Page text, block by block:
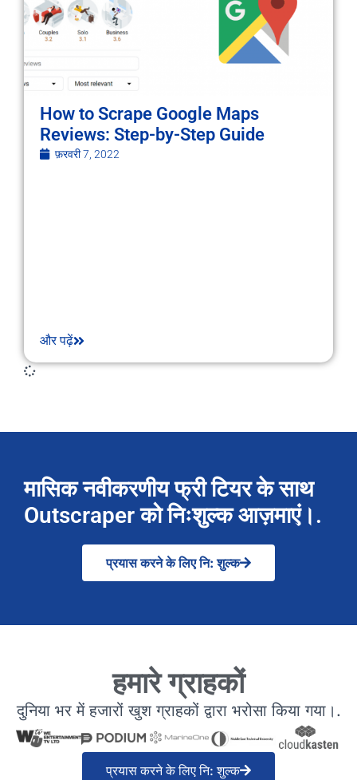
How to Scrape Google Maps
Reviews: Step-by-Step Guide
फ़रवरी 7, 2022
और पढ़ें
मासिक नवीकरणीय फ्री टियर के साथ
Outscraper को निःशुल्क आज़माएं।.
प्रयास करने के लिए नि: शुल्क
हमारे ग्राहकों
दुनिया भर में हजारों खुश ग्राहकों द्वारा भरोसा किया गया।.
प्रयास करने के लिए नि: शुल्क